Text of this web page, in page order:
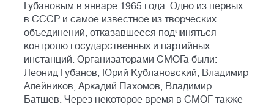
Губановым в январе 1965 года. Одно из первых
в СССР и самое известное из творческих
объединений, отказавшееся подчиняться
контролю государственных и партийных
инстанций. Организаторами СМОГа были:
Леонид Губанов, Юрий Кублановский, Владимир
Алейников, Аркадий Пахомов, Владимир
Батшев. Через некоторое время в СМОГ также